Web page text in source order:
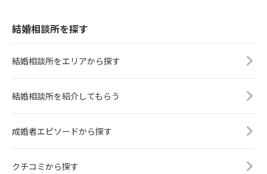
結婚相談所を探す
結婚相談所をエリアから探す
結婚相談所を紹介してもらう
成婚者エピソードから探す
クチコミから探す